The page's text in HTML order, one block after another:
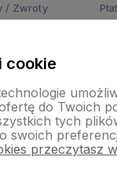
/ Zwroty
cookie
do Twoich
tych
swoich
przeczytasz